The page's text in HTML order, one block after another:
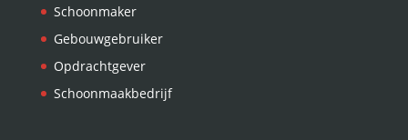
Schoonmaker
Gebouwgebruiker
Opdrachtgever
Schoonmaakbedrijf